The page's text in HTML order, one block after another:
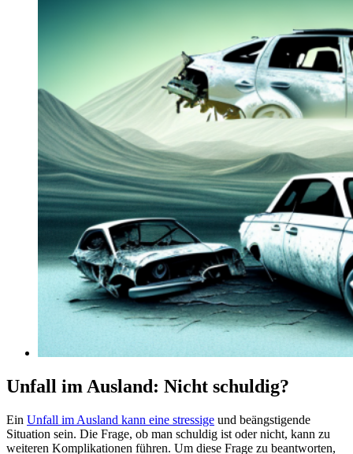
Unfall im Ausland: Nicht schuldig?
Ein Unfall im Ausland kann eine stressige und beängstigende
Situation sein. Die Frage, ob man schuldig ist oder nicht, kann zu
weiteren Komplikationen führen. Um diese Frage zu beantworten,